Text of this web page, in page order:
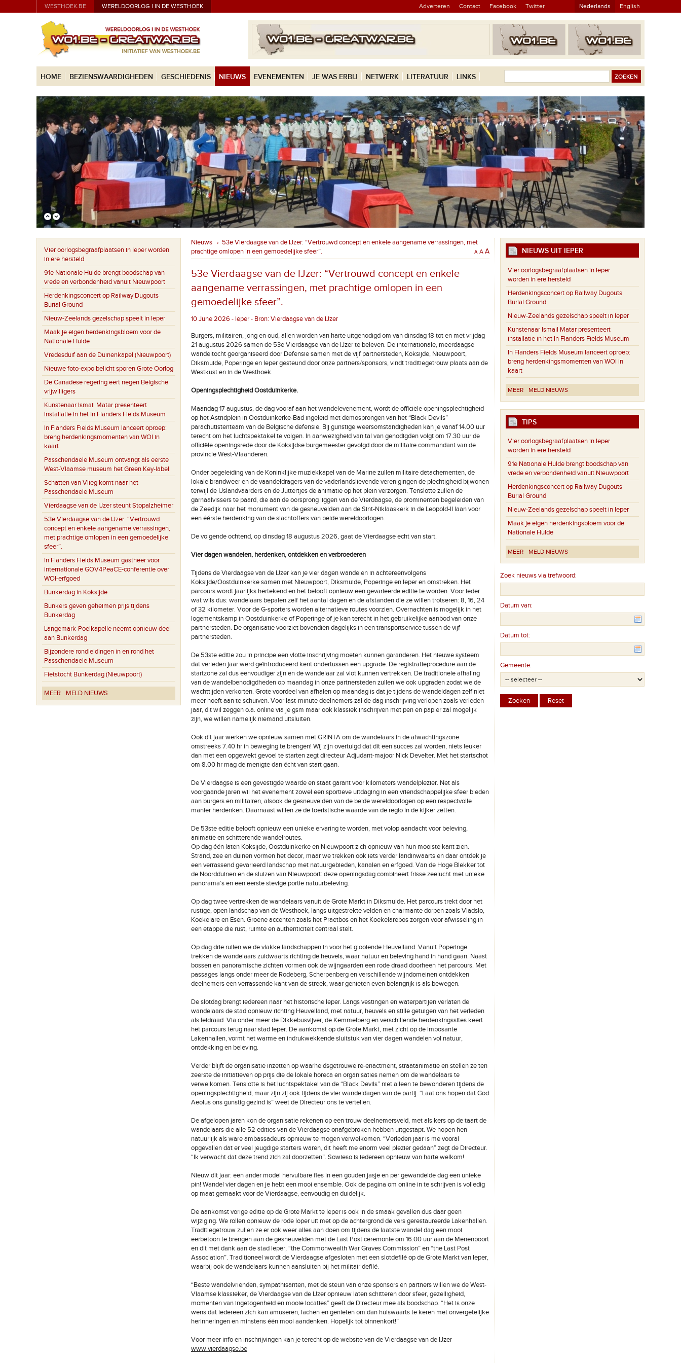
WESTHOEK.BE WERELDOORLOG I IN DE WESTHOEK Adverteren Contact Facebook Twitter Nederlands English
HOME BEZIENSWAARDIGHEDEN GESCHIEDENIS NIEUWS EVENEMENTEN JE WAS ERBIJ NETWERK LITERATUUR LINKS
Vier oorlogsbegraafplaatsen in Ieper worden
in ere hersteld
91e Nationale Hulde brengt boodschap van
vrede en verbondenheid vanuit Nieuwpoort
Herdenkingsconcert op Railway Dugouts
Burial Ground
Nieuw-Zeelands gezelschap speelt in Ieper
Maak je eigen herdenkingsbloem voor de
Nationale Hulde
Vredesduif aan de Duinenkapel (Nieuwpoort)
Nieuwe foto-expo belicht sporen Grote Oorlog
De Canadese regering eert negen Belgische
vrijwilligers
Kunstenaar Ismail Matar presenteert
installatie in het In Flanders Fields Museum
In Flanders Fields Museum lanceert oproep:
breng herdenkingsmomenten van WOI in
kaart
Passchendaele Museum ontvangt als eerste
West-Vlaamse museum het Green Key-label
Schatten van Vlieg komt naar het
Passchendaele Museum
Vierdaagse van de IJzer steunt Stopalzheimer
53e Vierdaagse van de IJzer: “Vertrouwd
concept en enkele aangename verrassingen,
met prachtige omlopen in een gemoedelijke
sfeer”.
In Flanders Fields Museum gastheer voor
internationale GOV4PeaCE-conferentie over
WOI-erfgoed
Bunkerdag in Koksijde
Bunkers geven geheimen prijs tijdens
Bunkerdag
Langemark-Poelkapelle neemt opnieuw deel
aan Bunkerdag
Bijzondere rondleidingen in en rond het
Passchendaele Museum
Fietstocht Bunkerdag (Nieuwpoort)
MEER MELD NIEUWS
Nieuws › 53e Vierdaagse van de IJzer: “Vertrouwd concept en enkele aangename verrassingen, met
prachtige omlopen in een gemoedelijke sfeer”.
A A A
53e Vierdaagse van de IJzer: “Vertrouwd concept en enkele
aangename verrassingen, met prachtige omlopen in een
gemoedelijke sfeer”.
10 June 2026 - Ieper - Bron: Vierdaagse van de IJzer
Burgers, militairen, jong en oud, allen worden van harte uitgenodigd om van dinsdag 18 tot en met vrijdag
21 augustus 2026 samen de 53e Vierdaagse van de IJzer te beleven. De internationale, meerdaagse
wandeltocht georganiseerd door Defensie samen met de vijf partnersteden, Koksijde, Nieuwpoort,
Diksmuide, Poperinge en Ieper gesteund door onze partners/sponsors, vindt traditiegetrouw plaats aan de
Westkust en in de Westhoek.
Openingsplechtigheid Oostduinkerke.
Maandag 17 augustus, de dag vooraf aan het wandelevenement, wordt de officiële openingsplechtigheid
op het Astridplein in Oostduinkerke-Bad ingeleid met demosprongen van het “Black Devils”
parachutistenteam van de Belgische defensie. Bij gunstige weersomstandigheden kan je vanaf 14.00 uur
terecht om het luchtspektakel te volgen. In aanwezigheid van tal van genodigden volgt om 17.30 uur de
officiële openingsrede door de Koksijdse burgemeester gevolgd door de militaire commandant van de
provincie West-Vlaanderen.
Onder begeleiding van de Koninklijke muziekkapel van de Marine zullen militaire detachementen, de
lokale brandweer en de vaandeldragers van de vaderlandslievende verenigingen de plechtigheid bijwonen
terwijl de IJslandvaarders en de Juttertjes de animatie op het plein verzorgen. Tenslotte zullen de
garnaalvissers te paard, die aan de oorsprong liggen van de Vierdaagse, de prominenten begeleiden van
de Zeedijk naar het monument van de gesneuvelden aan de Sint-Niklaaskerk in de Leopold-II laan voor
een éérste herdenking van de slachtoffers van beide wereldoorlogen.
De volgende ochtend, op dinsdag 18 augustus 2026, gaat de Vierdaagse echt van start.
Vier dagen wandelen, herdenken, ontdekken en verbroederen
Tijdens de Vierdaagse van de IJzer kan je vier dagen wandelen in achtereenvolgens
Koksijde/Oostduinkerke samen met Nieuwpoort, Diksmuide, Poperinge en Ieper en omstreken. Het
parcours wordt jaarlijks hertekend en het belooft opnieuw een gevarieerde editie te worden. Voor ieder
wat wils dus: wandelaars bepalen zelf het aantal dagen en de afstanden die ze willen trotseren: 8, 16, 24
of 32 kilometer. Voor de G-sporters worden alternatieve routes voorzien. Overnachten is mogelijk in het
logementskamp in Oostduinkerke of Poperinge of je kan terecht in het gebruikelijke aanbod van onze
partnersteden. De organisatie voorziet bovendien dagelijks in een transportservice tussen de vijf
partnersteden.
De 53ste editie zou in principe een vlotte inschrijving moeten kunnen garanderen. Het nieuwe systeem
dat verleden jaar werd geïntroduceerd kent ondertussen een upgrade. De registratieprocedure aan de
startzone zal dus eenvoudiger zijn en de wandelaar zal vlot kunnen vertrekken. De traditionele afhaling
van de wandelbenodigdheden op maandag in onze partnersteden zullen we ook upgraden zodat we de
wachttijden verkorten. Grote voordeel van afhalen op maandag is dat je tijdens de wandeldagen zelf niet
meer hoeft aan te schuiven. Voor last-minute deelnemers zal de dag inschrijving verlopen zoals verleden
jaar, dit wil zeggen o.a. online via je gsm maar ook klassiek inschrijven met pen en papier zal mogelijk
zijn, we willen namelijk niemand uitsluiten.
Ook dit jaar werken we opnieuw samen met GRINTA om de wandelaars in de afwachtingszone
omstreeks 7.40 hr in beweging te brengen! Wij zijn overtuigd dat dit een succes zal worden, niets leuker
dan met een opgewekt gevoel te starten zegt directeur Adjudant-majoor Nick Develter. Met het startschot
om 8.00 hr mag de menigte dan écht van start gaan.
De Vierdaagse is een gevestigde waarde en staat garant voor kilometers wandelplezier. Net als
voorgaande jaren wil het evenement zowel een sportieve uitdaging in een vriendschappelijke sfeer bieden
aan burgers en militairen, alsook de gesneuvelden van de beide wereldoorlogen op een respectvolle
manier herdenken. Daarnaast willen ze de toeristische waarde van de regio in de kijker zetten.
De 53ste editie belooft opnieuw een unieke ervaring te worden, met volop aandacht voor beleving,
animatie en schitterende wandelroutes.
Op dag één laten Koksijde, Oostduinkerke en Nieuwpoort zich opnieuw van hun mooiste kant zien.
Strand, zee en duinen vormen het decor, maar we trekken ook iets verder landinwaarts en daar ontdek je
een verrassend gevarieerd landschap met natuurgebieden, kanalen en erfgoed. Van de Hoge Blekker tot
de Noordduinen en de sluizen van Nieuwpoort: deze openingsdag combineert frisse zeelucht met unieke
panorama’s en een eerste stevige portie natuurbeleving.
Op dag twee vertrekken de wandelaars vanuit de Grote Markt in Diksmuide. Het parcours trekt door het
rustige, open landschap van de Westhoek, langs uitgestrekte velden en charmante dorpen zoals Vladslo,
Koekelare en Esen. Groene accenten zoals het Praetbos en het Koekelarebos zorgen voor afwisseling in
een etappe die rust, ruimte en authenticiteit centraal stelt.
Op dag drie ruilen we de vlakke landschappen in voor het glooiende Heuvelland. Vanuit Poperinge
trekken de wandelaars zuidwaarts richting de heuvels, waar natuur en beleving hand in hand gaan. Naast
bossen en panoramische zichten vormen ook de wijngaarden een rode draad doorheen het parcours. Met
passages langs onder meer de Rodeberg, Scherpenberg en verschillende wijndomeinen ontdekken
deelnemers een verrassende kant van de streek, waar genieten even belangrijk is als bewegen.
De slotdag brengt iedereen naar het historische Ieper. Langs vestingen en waterpartijen verlaten de
wandelaars de stad opnieuw richting Heuvelland, met natuur, heuvels en stille getuigen van het verleden
als leidraad. Via onder meer de Dikkebusvijver, de Kemmelberg en verschillende herdenkingssites keert
het parcours terug naar stad Ieper. De aankomst op de Grote Markt, met zicht op de imposante
Lakenhallen, vormt het warme en indrukwekkende sluitstuk van vier dagen wandelen vol natuur,
ontdekking en beleving.
Verder blijft de organisatie inzetten op waarheidsgetrouwe re-enactment, straatanimatie en stellen ze ten
zeerste de initiatieven op prijs die de lokale horeca en organisaties nemen om de wandelaars te
verwelkomen. Tenslotte is het luchtspektakel van de “Black Devils” niet alleen te bewonderen tijdens de
openingsplechtigheid, maar zijn zij ook tijdens de vier wandeldagen van de partij. “Laat ons hopen dat God
Aeolus ons gunstig gezind is” weet de Directeur ons te vertellen.
De afgelopen jaren kon de organisatie rekenen op een trouw deelnemersveld, met als kers op de taart de
wandelaars die alle 52 edities van de Vierdaagse onafgebroken hebben uitgestapt. We hopen hen
natuurlijk als ware ambassadeurs opnieuw te mogen verwelkomen. “Verleden jaar is me vooral
opgevallen dat er veel jeugdige starters waren, dit heeft me enorm veel plezier gedaan” zegt de Directeur.
“Ik verwacht dat deze trend zich zal doorzetten”. Sowieso is iedereen opnieuw van harte welkom!
Nieuw dit jaar: een ander model hervulbare fles in een gouden jasje en per gewandelde dag een unieke
pin! Wandel vier dagen en je hebt een mooi ensemble. Ook de pagina om online in te schrijven is volledig
op maat gemaakt voor de Vierdaagse, eenvoudig en duidelijk.
De aankomst vorige editie op de Grote Markt te Ieper is ook in de smaak gevallen dus daar geen
wijziging. We rollen opnieuw de rode loper uit met op de achtergrond de vers gerestaureerde Lakenhallen.
Traditiegetrouw zullen ze er ook weer alles aan doen om tijdens de laatste wandel dag een mooi
eerbetoon te brengen aan de gesneuvelden met de Last Post ceremonie om 16.00 uur aan de Menenpoort
en dit met dank aan de stad Ieper, “the Commonwealth War Graves Commission” en “the Last Post
Association”. Traditioneel wordt de Vierdaagse afgesloten met een slotdefilé op de Grote Markt van Ieper,
waarbij ook de wandelaars kunnen aansluiten bij het militair defilé.
“Beste wandelvrienden, sympathisanten, met de steun van onze sponsors en partners willen we de West-
Vlaamse klassieker, de Vierdaagse van de IJzer opnieuw laten schitteren door sfeer, gezelligheid,
momenten van ingetogenheid en mooie locaties” geeft de Directeur mee als boodschap. “Het is onze
wens dat iedereen zich kan amuseren, lachen en genieten om dan huiswaarts te keren met onvergetelijke
herinneringen en minstens één mooi aandenken. Hopelijk tot binnenkort!”
Voor meer info en inschrijvingen kan je terecht op de website van de Vierdaagse van de IJzer
www.vierdaagse.be
NIEUWS UIT IEPER
Vier oorlogsbegraafplaatsen in Ieper
worden in ere hersteld
Herdenkingsconcert op Railway Dugouts
Burial Ground
Nieuw-Zeelands gezelschap speelt in Ieper
Kunstenaar Ismail Matar presenteert
installatie in het In Flanders Fields Museum
In Flanders Fields Museum lanceert oproep:
breng herdenkingsmomenten van WOI in
kaart
MEER MELD NIEUWS
TIPS
Vier oorlogsbegraafplaatsen in Ieper
worden in ere hersteld
91e Nationale Hulde brengt boodschap van
vrede en verbondenheid vanuit Nieuwpoort
Herdenkingsconcert op Railway Dugouts
Burial Ground
Nieuw-Zeelands gezelschap speelt in Ieper
Maak je eigen herdenkingsbloem voor de
Nationale Hulde
MEER MELD NIEUWS
Zoek nieuws via trefwoord:
Datum van:
Datum tot:
Gemeente: